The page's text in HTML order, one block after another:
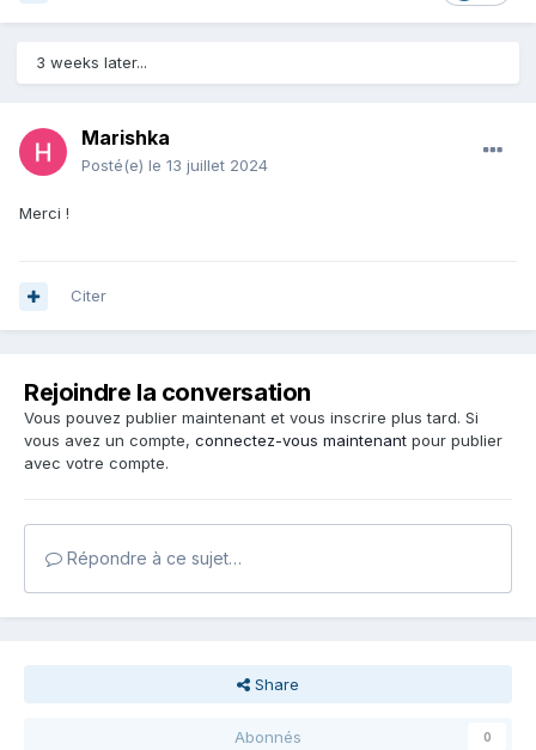
3 weeks later...
Marishka
Posté(e) le 13 juillet 2024
Merci !
Citer
Rejoindre la conversation
Vous pouvez publier maintenant et vous inscrire plus tard. Si
vous avez un compte, connectez-vous maintenant pour publier
avec votre compte.
Répondre à ce sujet…
Share
Abonnés 0